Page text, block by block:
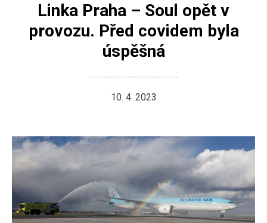
Linka Praha – Soul opět v
provozu. Před covidem byla
úspěšná
10. 4. 2023